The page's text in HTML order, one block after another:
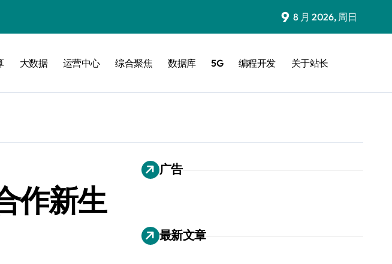
9 8 月 2026, 周日
大数据 运营中心 综合聚焦 数据库 5G 编程开发 关于站长
作新生
广告
最新文章